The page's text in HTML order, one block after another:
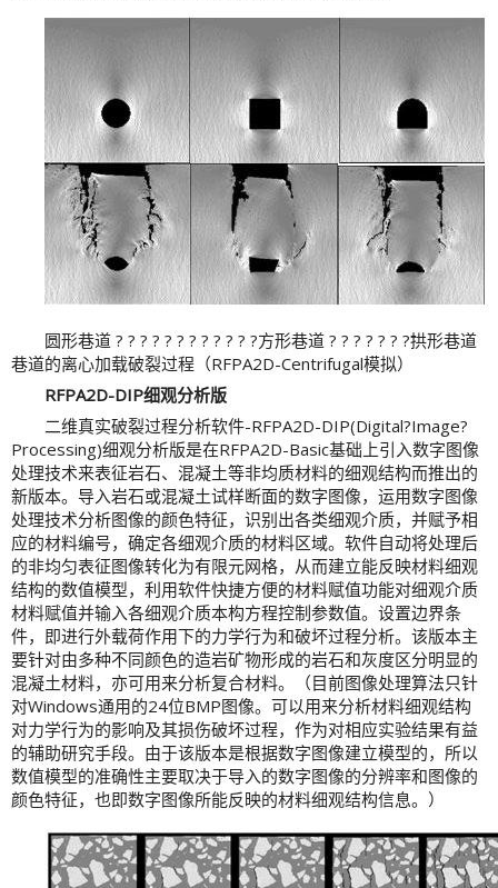
圆形巷道 ? ? ? ? ? ? ? ? ? ? ? ?方形巷道 ? ? ? ? ? ? ?拱形巷道
巷道的离心加载破裂过程（RFPA2D-Centrifugal模拟）
RFPA2D-DIP细观分析版
二维真实破裂过程分析软件-RFPA2D-DIP(Digital?Image?
Processing)细观分析版是在RFPA2D-Basic基础上引入数字图像
处理技术来表征岩石、混凝土等非均质材料的细观结构而推出的
新版本。导入岩石或混凝土试样断面的数字图像，运用数字图像
处理技术分析图像的颜色特征，识别出各类细观介质，并赋予相
应的材料编号，确定各细观介质的材料区域。软件自动将处理后
的非均匀表征图像转化为有限元网格，从而建立能反映材料细观
结构的数值模型，利用软件快捷方便的材料赋值功能对细观介质
材料赋值并输入各细观介质本构方程控制参数值。设置边界条
件，即进行外载荷作用下的力学行为和破坏过程分析。该版本主
要针对由多种不同颜色的造岩矿物形成的岩石和灰度区分明显的
混凝土材料，亦可用来分析复合材料。（目前图像处理算法只针
对Windows通用的24位BMP图像。可以用来分析材料细观结构
对力学行为的影响及其损伤破坏过程，作为对相应实验结果有益
的辅助研究手段。由于该版本是根据数字图像建立模型的，所以
数值模型的准确性主要取决于导入的数字图像的分辨率和图像的
颜色特征，也即数字图像所能反映的材料细观结构信息。）